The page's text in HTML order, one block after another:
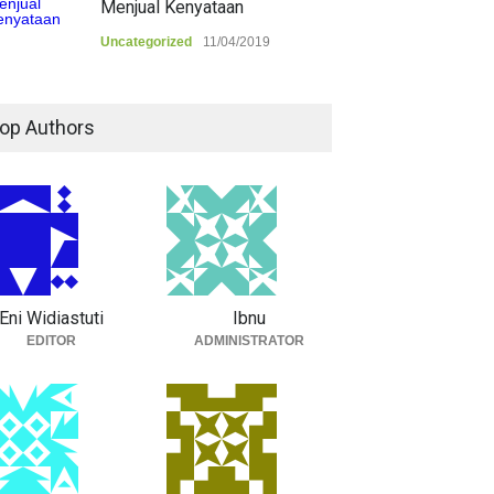
Menjual Kenyataan
Uncategorized 11/04/2019
Authors
Widiastuti
EDITOR
Ibnu
ADMINISTRATOR